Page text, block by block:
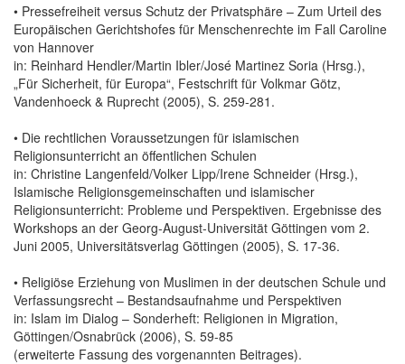
• Pressefreiheit versus Schutz der Privatsphäre – Zum Urteil des
Europäischen Gerichtshofes für Menschenrechte im Fall Caroline
von Hannover
in: Reinhard Hendler/Martin Ibler/José Martinez Soria (Hrsg.),
„Für Sicherheit, für Europa“, Festschrift für Volkmar Götz,
Vandenhoeck & Ruprecht (2005), S. 259-281.
• Die rechtlichen Voraussetzungen für islamischen
Religionsunterricht an öffentlichen Schulen
in: Christine Langenfeld/Volker Lipp/Irene Schneider (Hrsg.),
Islamische Religionsgemeinschaften und islamischer
Religionsunterricht: Probleme und Perspektiven. Ergebnisse des
Workshops an der Georg-August-Universität Göttingen vom 2.
Juni 2005, Universitätsverlag Göttingen (2005), S. 17-36.
• Religiöse Erziehung von Muslimen in der deutschen Schule und
Verfassungsrecht – Bestandsaufnahme und Perspektiven
in: Islam im Dialog – Sonderheft: Religionen in Migration,
Göttingen/Osnabrück (2006), S. 59-85
(erweiterte Fassung des vorgenannten Beitrages).